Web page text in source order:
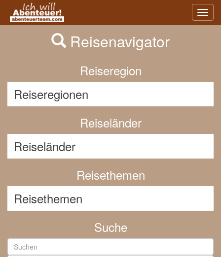
Previous
Reisenavigator
Reiseregion
Reiseländer
Reisethemen
Suche